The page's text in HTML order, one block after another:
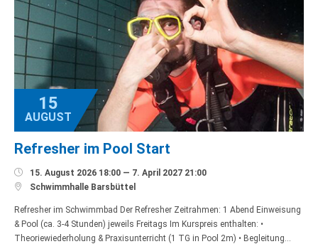
15
AUGUST
Refresher im Pool Start
 15. August 2026 18:00 — 7. April 2027 21:00
 Schwimmhalle Barsbüttel
Refresher im Schwimmbad Der Refresher Zeitrahmen: 1 Abend Einweisung
& Pool (ca. 3-4 Stunden) jeweils Freitags Im Kurspreis enthalten: •
Theoriewiederholung & Praxisunterricht (1 TG in Pool 2m) • Begleitung…